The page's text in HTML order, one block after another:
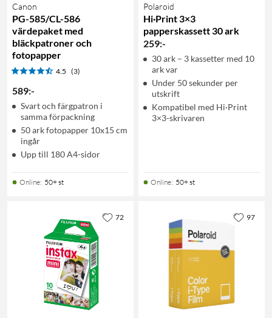
Canon
PG-585/CL-586
värdepaket med
bläckpatroner och
fotopapper
4.5 (3)
589:-
Svart och färgpatron i
samma förpackning
50 ark fotopapper 10x15 cm
ingår
Upp till 180 A4-sidor
Online: 50+ st
Polaroid
Hi·Print 3×3
papperskassett 30 ark
259:-
30 ark – 3 kassetter med 10
ark var
Under 50 sekunder per
utskrift
Kompatibel med Hi·Print
3×3-skrivaren
Online: 50+ st
72 97